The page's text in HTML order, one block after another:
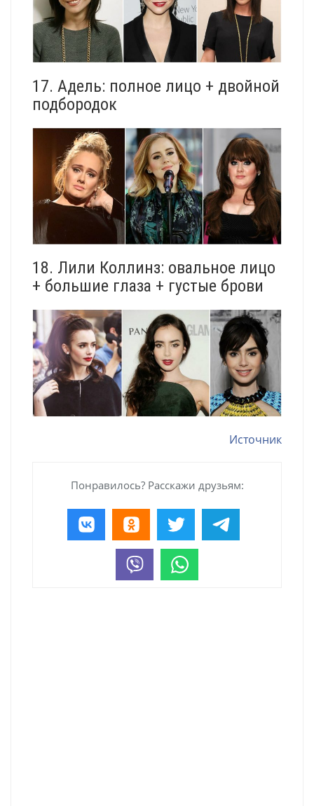
17. Адель: полное лицо + двойной
подбородок
18. Лили Коллинз: овальное лицо
+ большие глаза + густые брови
Источник
Понравилось? Расскажи друзьям: